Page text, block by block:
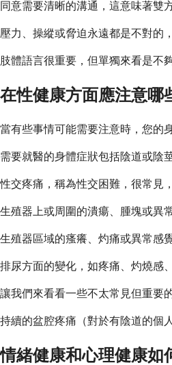
同意需要清晰的溝通，這意味著雙
壓力、操縱或脅迫永遠都是不對的
肢體語言很重要，但單獨來看是不
在性健康方面應注意哪
當有些事情可能需要注意時，您的
需要就醫的身體症狀包括陰道或陰
性交疼痛，稱為性交困難，很常見
生殖器上或周圍的潰瘍、腫塊或異
生殖器區域的瘙癢、灼痛或異常感
排尿方面的變化，如疼痛、灼燒感
讓我們來看看一些不太常見但重要
持續的盆腔疼痛（對於有陰道的個
情緒健康和心理健康如